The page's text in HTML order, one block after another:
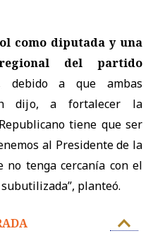
como diputada y una
del partido
debido a que ambas
dijo, a fortalecer la
tiene que ser
al Presidente de la
no tenga cercanía con el
planteó.